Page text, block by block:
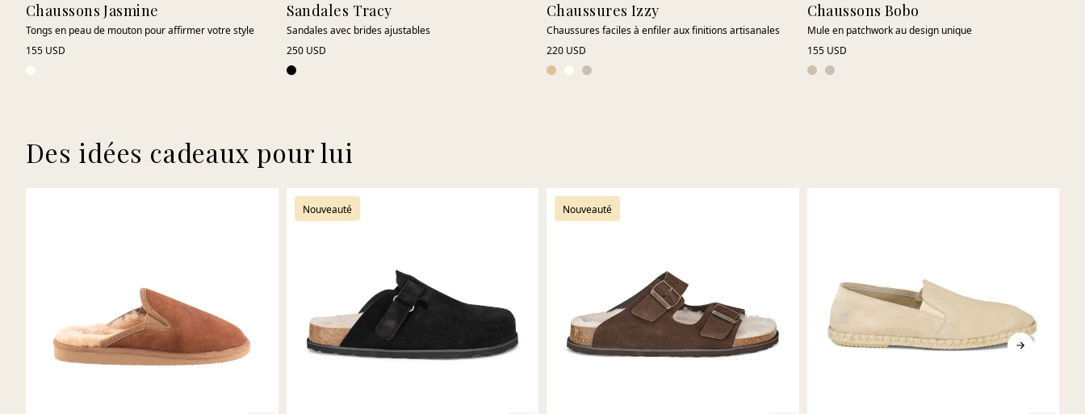
Chaussons Jasmine
Tongs en peau de mouton pour affirmer votre style
155 USD
Sandales Tracy
Sandales avec brides ajustables
250 USD
Chaussures Izzy
Chaussures faciles à enfiler aux finitions artisanales
220 USD
Chaussons Bobo
Mule en patchwork au design unique
155 USD
Des idées cadeaux pour lui
Nouveauté Nouveauté